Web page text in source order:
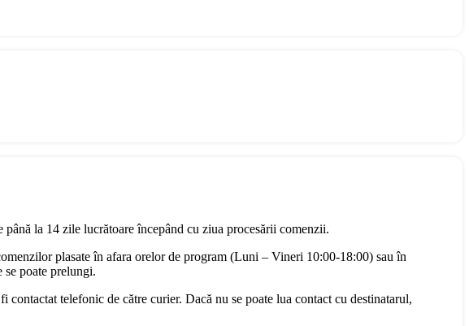
până la 14 zile lucrătoare începând cu ziua procesării comenzii.
plasate în afara orelor de program (Luni – Vineri 10:00-18:00) sau în
poate prelungi.
telefonic de către curier. Dacă nu se poate lua contact cu destinatarul,